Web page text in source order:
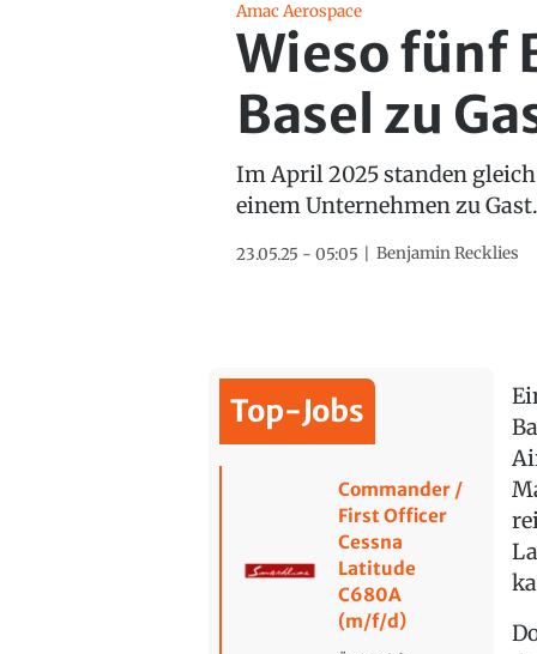
Amac Aerospace
Wieso fünf
Basel zu
Im April 2025 standen
einem Unternehmen zu Gast.
23.05.25 - 05:05 Benjamin Recklies
Top-Jobs
Commander /
First Officer
Cessna
Latitude
C680A
(m/f/d)